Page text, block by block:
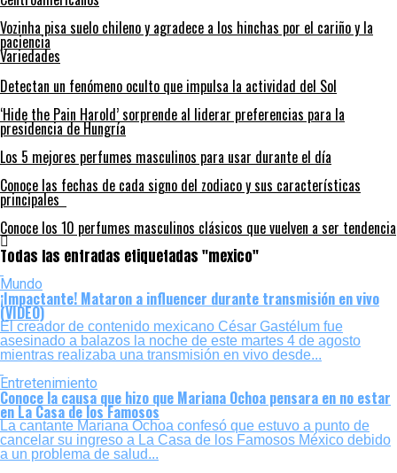
Vozinha pisa suelo chileno y agradece a los hinchas por el cariño y la
paciencia
Variedades
Detectan un fenómeno oculto que impulsa la actividad del Sol
‘Hide the Pain Harold’ sorprende al liderar preferencias para la
presidencia de Hungría
Los 5 mejores perfumes masculinos para usar durante el día
Conoce las fechas de cada signo del zodiaco y sus características
principales
Conoce los 10 perfumes masculinos clásicos que vuelven a ser tendencia
Todas las entradas etiquetadas "mexico"
Mundo
¡Impactante! Mataron a influencer durante transmisión en vivo
(VIDEO)
El creador de contenido mexicano César Gastélum fue
asesinado a balazos la noche de este martes 4 de agosto
mientras realizaba una transmisión en vivo desde...
Entretenimiento
Conoce la causa que hizo que Mariana Ochoa pensara en no estar
en La Casa de los Famosos
La cantante Mariana Ochoa confesó que estuvo a punto de
cancelar su ingreso a La Casa de los Famosos México debido
a un problema de salud...